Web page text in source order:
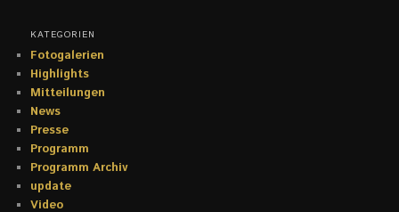
KATEGORIEN
Fotogalerien
Highlights
Mitteilungen
News
Presse
Programm
Programm Archiv
update
Video